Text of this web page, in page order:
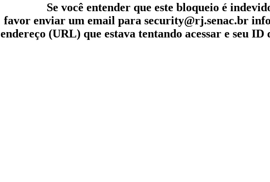
Se você entender que este bloqueio é
favor enviar um email para security@rj.senac.br
endereço (URL) que estava tentando acessar e seu ID